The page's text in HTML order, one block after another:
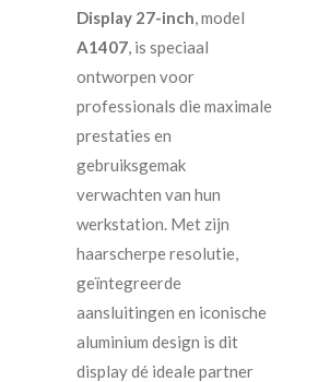
Display 27-inch, model
A1407, is speciaal
ontworpen voor
professionals die maximale
prestaties en
gebruiksgemak
verwachten van hun
werkstation. Met zijn
haarscherpe resolutie,
geïntegreerde
aansluitingen en iconische
aluminium design is dit
display dé ideale partner